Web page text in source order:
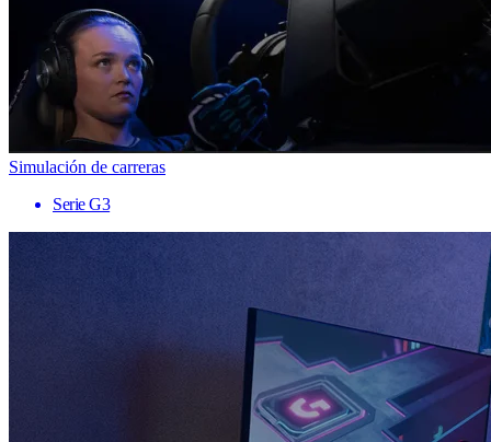
Simulación de carreras
Serie G3